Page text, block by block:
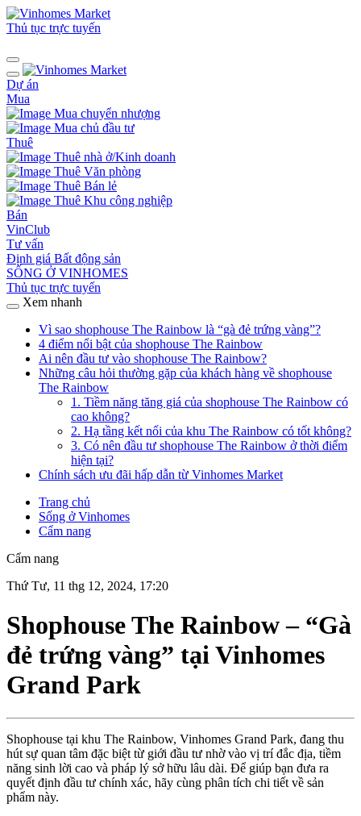
Thủ tục trực tuyến
Dự án
Mua
Mua chuyển nhượng
Mua chủ đầu tư
Thuê
Thuê nhà ở/Kinh doanh
Thuê Văn phòng
Thuê Bán lẻ
Thuê Khu công nghiệp
Bán
VinClub
Tư vấn
Định giá Bất động sản
SỐNG Ở VINHOMES
Thủ tục trực tuyến
Xem nhanh
Vì sao shophouse The Rainbow là “gà đẻ trứng vàng”?
4 điểm nổi bật của shophouse The Rainbow
Ai nên đầu tư vào shophouse The Rainbow?
Những câu hỏi thường gặp của khách hàng về shophouse
The Rainbow
1. Tiềm năng tăng giá của shophouse The Rainbow có
cao không?
2. Hạ tầng kết nối của khu The Rainbow có tốt không?
3. Có nên đầu tư shophouse The Rainbow ở thời điểm
hiện tại?
Chính sách ưu đãi hấp dẫn từ Vinhomes Market
Trang chủ
Sống ở Vinhomes
Cẩm nang
Cẩm nang
Thứ Tư, 11 thg 12, 2024, 17:20
Shophouse The Rainbow – “Gà
đẻ trứng vàng” tại Vinhomes
Grand Park
Shophouse tại khu The Rainbow, Vinhomes Grand Park, đang thu
hút sự quan tâm đặc biệt từ giới đầu tư nhờ vào vị trí đắc địa, tiềm
năng sinh lời cao và pháp lý sở hữu lâu dài. Để giúp bạn đưa ra
quyết định đầu tư chính xác, hãy cùng phân tích chi tiết về sản
phẩm này.